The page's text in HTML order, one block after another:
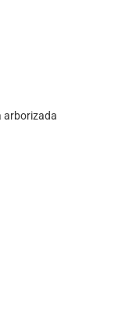
arborizada